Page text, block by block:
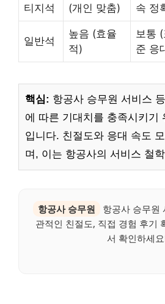
티지석
(개인 맞춤)
속 정
일반석
높음 (효율
적)
보통 (
준 응
핵심: 항공사 승무원 서비스
에 따른 기대치를 충족시키기
입니다. 친절도와 응대 속도
며, 이는 항공사의 서비스 철
항공사 승무원
항공사 승무원
관적인 친절도, 직접 경험 후기
서 확인하세